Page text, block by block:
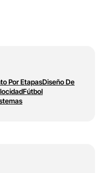
Por EtapasDiseño De
Fútbol